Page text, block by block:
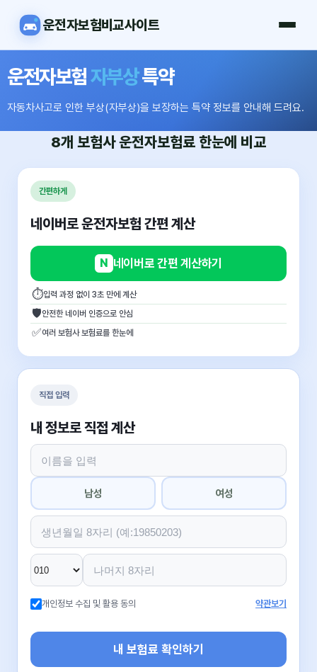
운전자보험비교사이트
운전자보험자부상특약
자동차사고로 인한 부상(자부상)을 보장하는 특약 정보를 안내해 드려요.
8개 보험사운전자보험료 한눈에 비교
간편하게
네이버로 운전자보험 간편 계산
N 네이버로 간편 계산하기
⏱입력 과정 없이 3초 만에 계산
🛡안전한 네이버 인증으로 안심
✅여러 보험사 보험료를 한눈에
직접 입력
내 정보로 직접 계산
남성 여성
개인정보 수집 및 활용 동의 약관보기
내 보험료 확인하기